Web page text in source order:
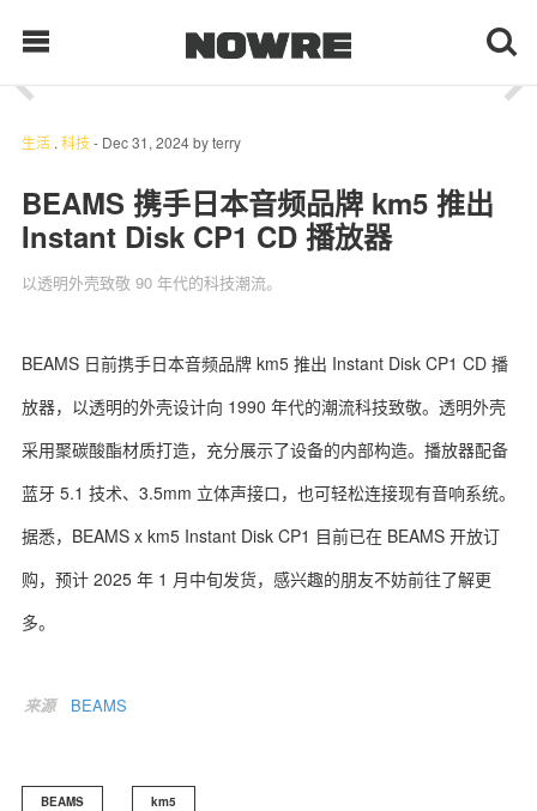
每日鲜榨
现客视点
时 尚
球 鞋
生 活
/ 7
生活 . 科技 - Dec 31, 2024byterry
BEAMS 携手日本音频品牌 km5 推出
Instant Disk CP1 CD 播放器
以透明外壳致敬 90 年代的科技潮流。
BEAMS 日前携手日本音频品牌 km5 推出 Instant Disk CP1 CD 播
放器，以透明的外壳设计向 1990 年代的潮流科技致敬。透明外壳
采用聚碳酸酯材质打造，充分展示了设备的内部构造。播放器配备
蓝牙 5.1 技术、3.5mm 立体声接口，也可轻松连接现有音响系统。
据悉，BEAMS x km5 Instant Disk CP1 目前已在 BEAMS 开放订
购，预计 2025 年 1 月中旬发货，感兴趣的朋友不妨前往了解更
多。
来源 BEAMS
BEAMS km5